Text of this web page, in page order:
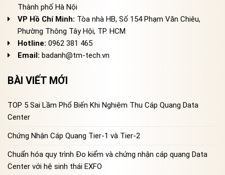
Thành phố Hà Nội
VP Hồ Chí Minh: Tòa nhà HB, Số 154 Phạm Văn Chiêu,
Phường Thông Tây Hội, TP. HCM
Hotline: 0962 381 465
Email: badanh@tm-tech.vn
BÀI VIẾT MỚI
TOP 5 Sai Lầm Phổ Biến Khi Nghiệm Thu Cáp Quang Data
Center
Chứng Nhận Cáp Quang Tier-1 và Tier-2
Chuẩn hóa quy trình Đo kiểm và chứng nhận cáp quang Data
Center với hệ sinh thái EXFO